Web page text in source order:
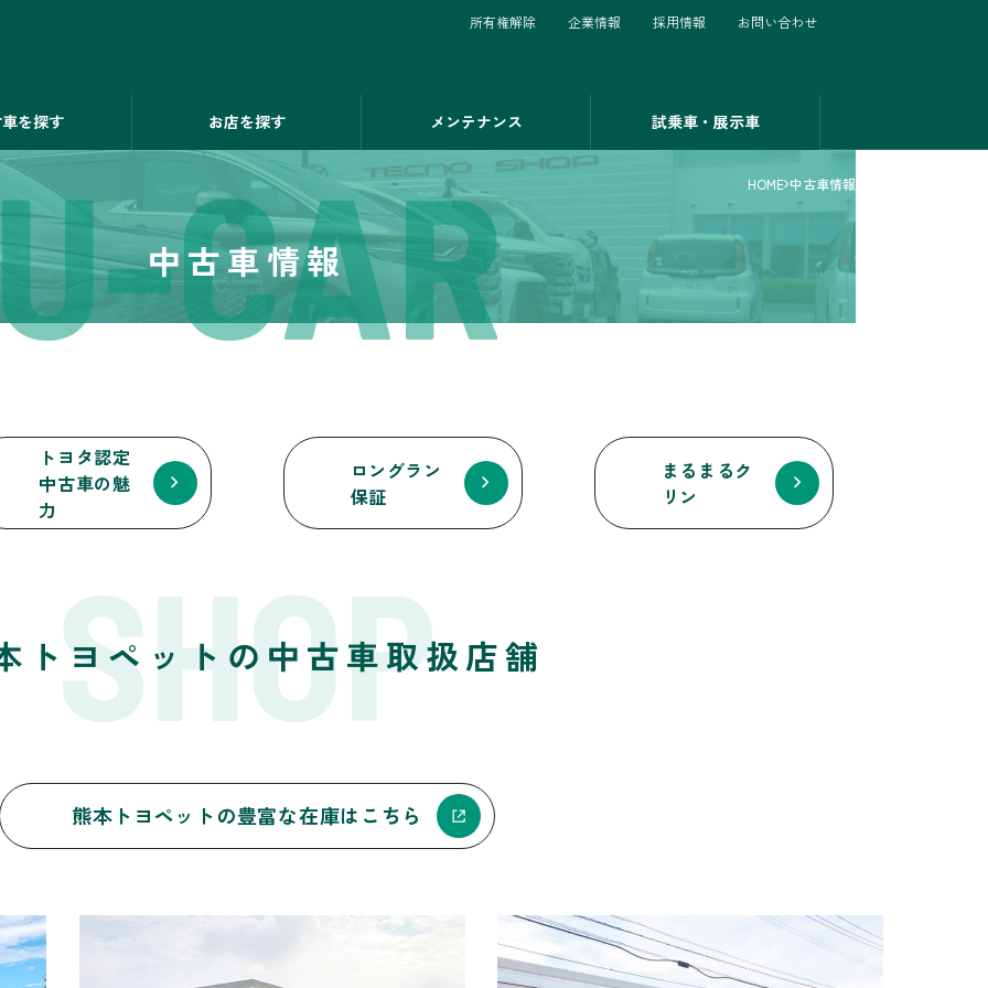
を探す お店を探す メンテナンス 試乗車・展示車
所有権解除 企業情報 採用情報 お問い合わせ
中古車情報
CAR HOME 中古車情報
トヨタ認定
中古車の魅
力
ロングラン
保証
まるまるク
リン
トヨペットの 中古車取扱店舗
SHOP
熊本トヨペットの豊富な在庫はこちら